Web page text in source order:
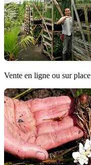
Vente en ligne ou sur place